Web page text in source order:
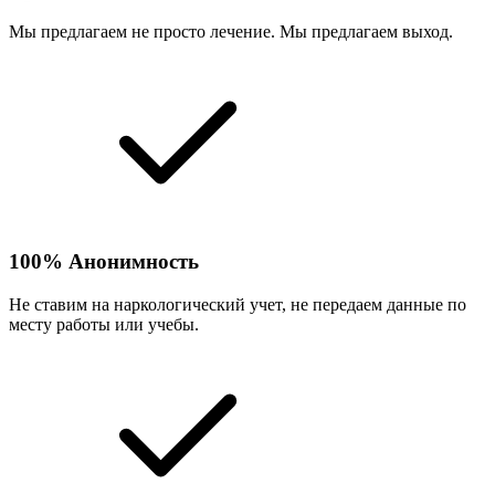
Мы предлагаем не просто лечение. Мы предлагаем выход.
100% Анонимность
Не ставим на наркологический учет, не передаем данные по
месту работы или учебы.